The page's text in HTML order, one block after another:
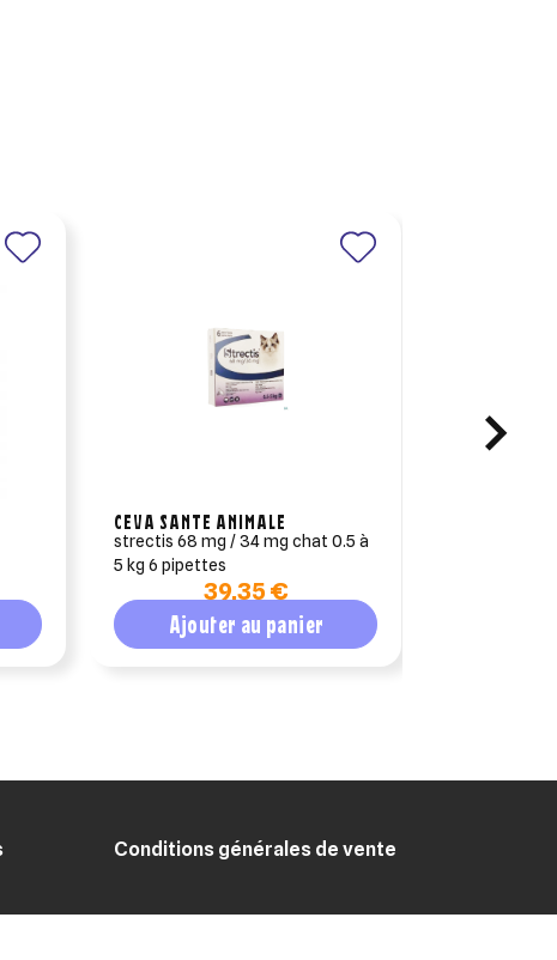
CEVA SANTE ANIMALE
strectis 68 mg / 34 mg chat 0.5 à
5 kg 6 pipettes
39,35 €
Ajouter au panier
Conditions générales de vente